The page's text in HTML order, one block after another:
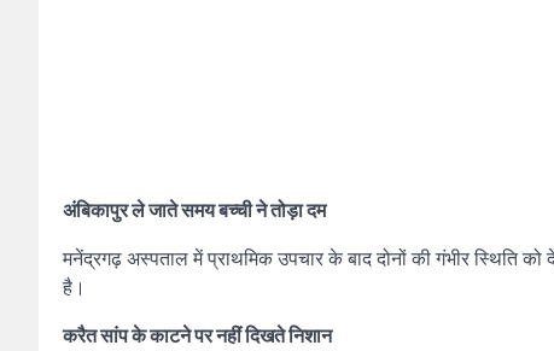
अंबिकापुर ले जाते समय बच्ची ने तोड़ा दम
मनेंद्रगढ़ अस्पताल में प्राथमिक उपचार के बाद दोनों की गंभीर स्थिति
है।
करैत सांप के काटने पर नहीं दिखते निशान